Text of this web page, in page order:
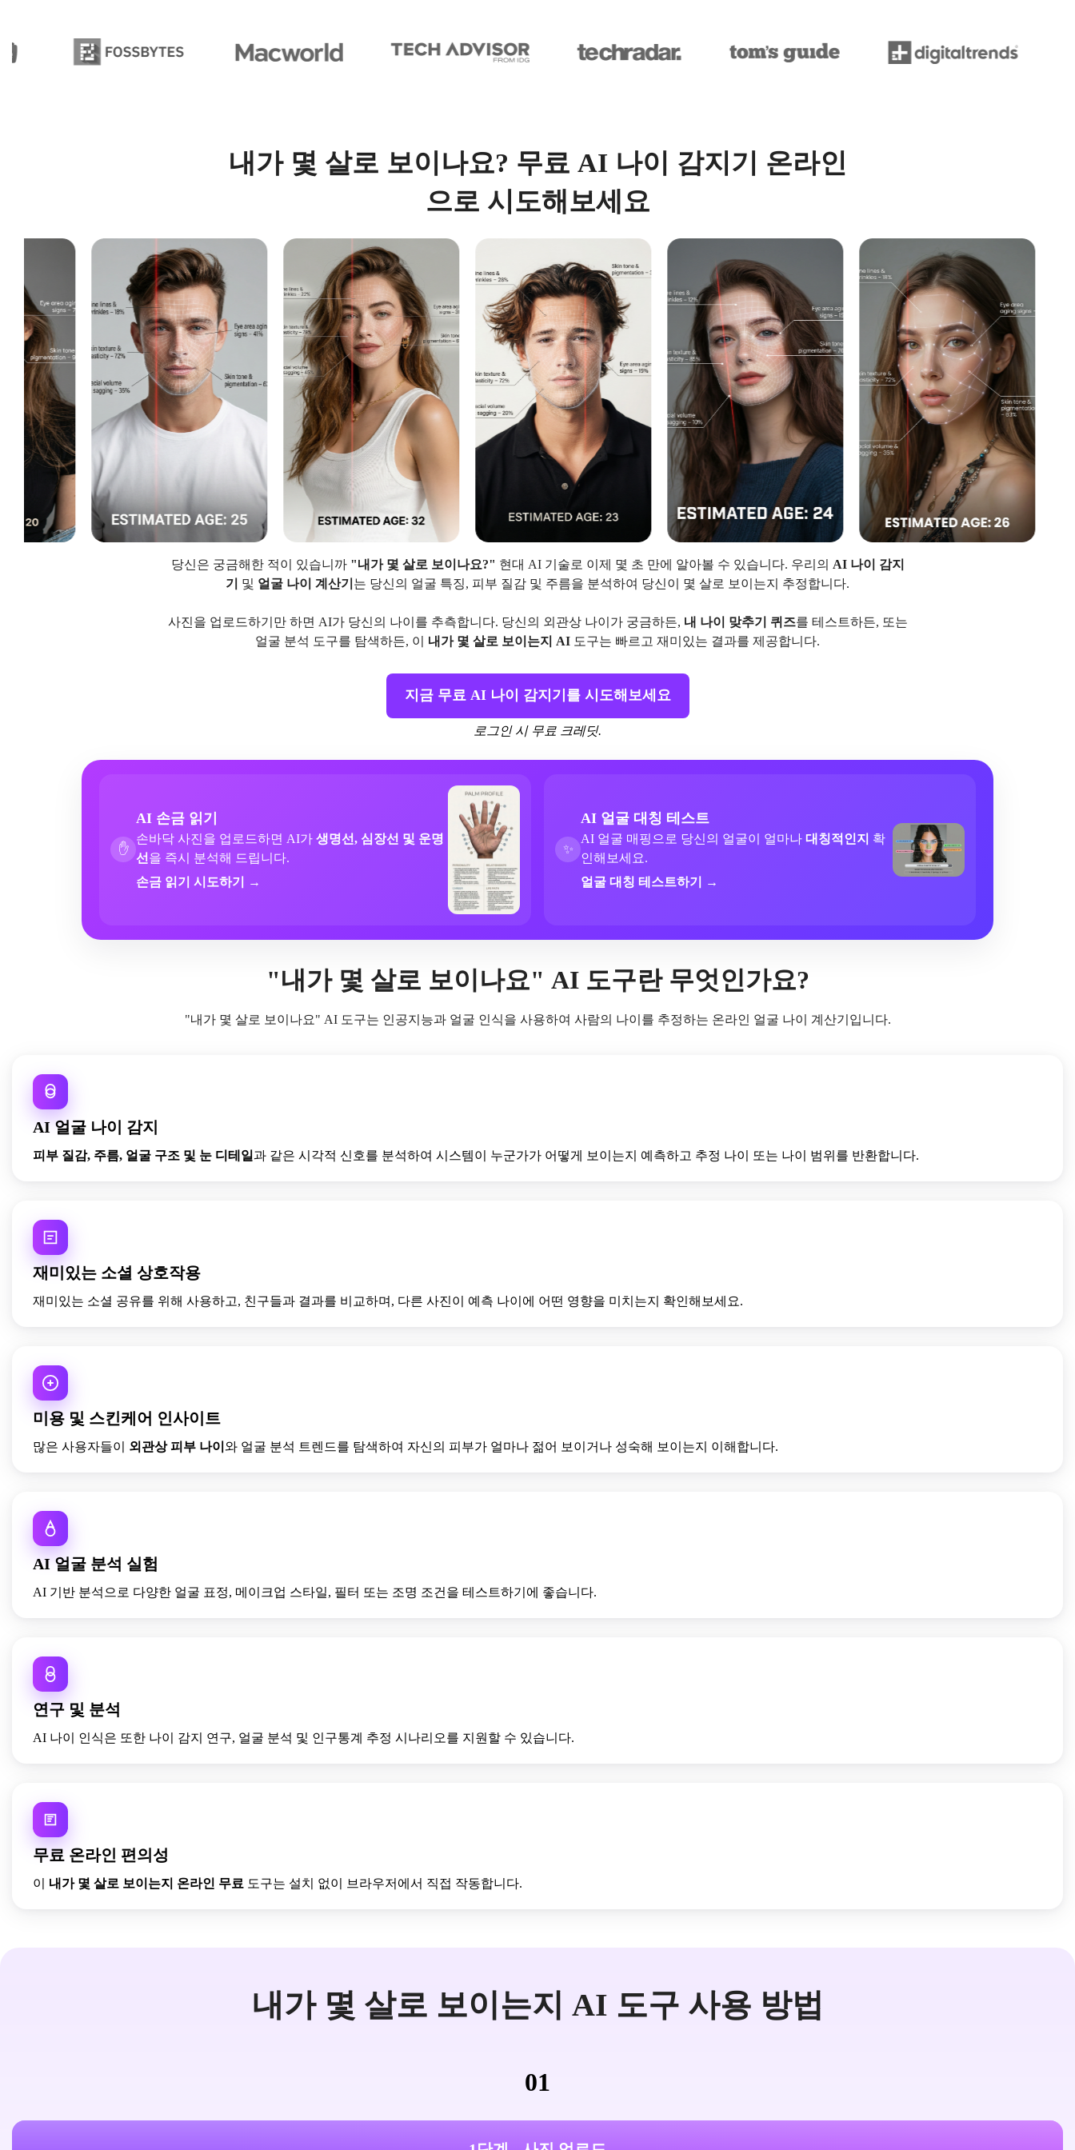
내가 몇 살로 보이나요? 무료 AI 나이 감지기 온라인
으로 시도해보세요
당신은 궁금해한 적이 있습니까 "내가 몇 살로 보이나요?" 현대 AI 기술로 이제 몇 초 만에 알아볼 수 있습니다. 우리의 AI 나이 감지
기
및 얼굴 나이 계산기 는 당신의 얼굴 특징, 피부 질감 및 주름을 분석하여 당신이 몇 살로 보이는지 추정합니다.
사진을 업로드하기만 하면 AI가 당신의 나이를 추측합니다. 당신의 외관상 나이가 궁금하든, 내 나이 맞추기 퀴즈를 테스트하든, 또는
얼굴 분석 도구를 탐색하든, 이 내가 몇 살로 보이는지 AI 도구는 빠르고 재미있는 결과를 제공합니다.
지금 무료 AI 나이 감지기를 시도해보세요
로그인 시 무료 크레딧.
✋
AI 손금 읽기
손바닥 사진을 업로드하면 AI가 생명선, 심장선 및 운명
선 을 즉시 분석해 드립니다.
손금 읽기 시도하기 →
✨
AI 얼굴 대칭 테스트
AI 얼굴 매핑으로 당신의 얼굴이 얼마나 대칭적인지 확
인해보세요.
얼굴 대칭 테스트하기 →
"내가 몇 살로 보이나요" AI 도구란 무엇인가요?
"내가 몇 살로 보이나요" AI 도구는 인공지능과 얼굴 인식을 사용하여 사람의 나이를 추정하는 온라인 얼굴 나이 계산기입니다.
AI 얼굴 나이 감지
피부 질감, 주름, 얼굴 구조 및 눈 디테일과 같은 시각적 신호를 분석하여 시스템이 누군가가 어떻게 보이는지 예측하고 추정 나이 또는 나이 범위를 반환합니다.
재미있는 소셜 상호작용
재미있는 소셜 공유를 위해 사용하고, 친구들과 결과를 비교하며, 다른 사진이 예측 나이에 어떤 영향을 미치는지 확인해보세요.
미용 및 스킨케어 인사이트
많은 사용자들이 외관상 피부 나이 와 얼굴 분석 트렌드를 탐색하여 자신의 피부가 얼마나 젊어 보이거나 성숙해 보이는지 이해합니다.
AI 얼굴 분석 실험
AI 기반 분석으로 다양한 얼굴 표정, 메이크업 스타일, 필터 또는 조명 조건을 테스트하기에 좋습니다.
연구 및 분석
AI 나이 인식은 또한 나이 감지 연구, 얼굴 분석 및 인구통계 추정 시나리오를 지원할 수 있습니다.
무료 온라인 편의성
이 내가 몇 살로 보이는지 온라인 무료 도구는 설치 없이 브라우저에서 직접 작동합니다.
내가 몇 살로 보이는지 AI 도구 사용 방법
01